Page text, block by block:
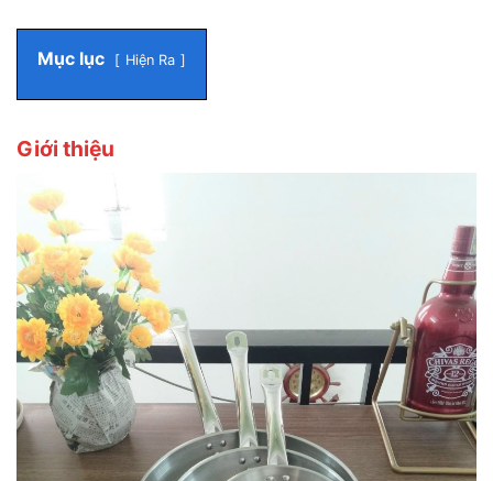
Mục lục Hiện Ra
Giới thiệu